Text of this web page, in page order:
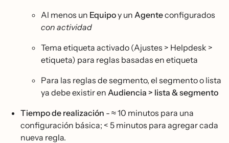
Al menos un Equipoy un Agenteconfigurados
con actividad
Tema etiqueta activado (Ajustes > Helpdesk >
etiqueta) para reglas basadas en etiqueta
Para las reglas de segmento, el segmento o lista
ya debe existir en Audiencia > lista & segmento
Tiempo de realización - ≈ 10 minutos para una
configuración básica; < 5 minutos para agregar cada
nueva regla.